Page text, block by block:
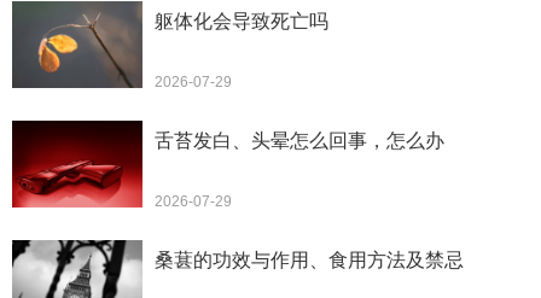
躯体化会导致死亡吗
2026-07-29
舌苔发白、头晕怎么回事，怎么办
2026-07-29
桑葚的功效与作用、食用方法及禁忌